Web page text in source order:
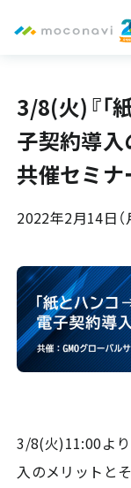
3/8(火)『「
子契約導入
共催セミ
2022年2月14日（
3/8(火)11:00より
入のメリットと